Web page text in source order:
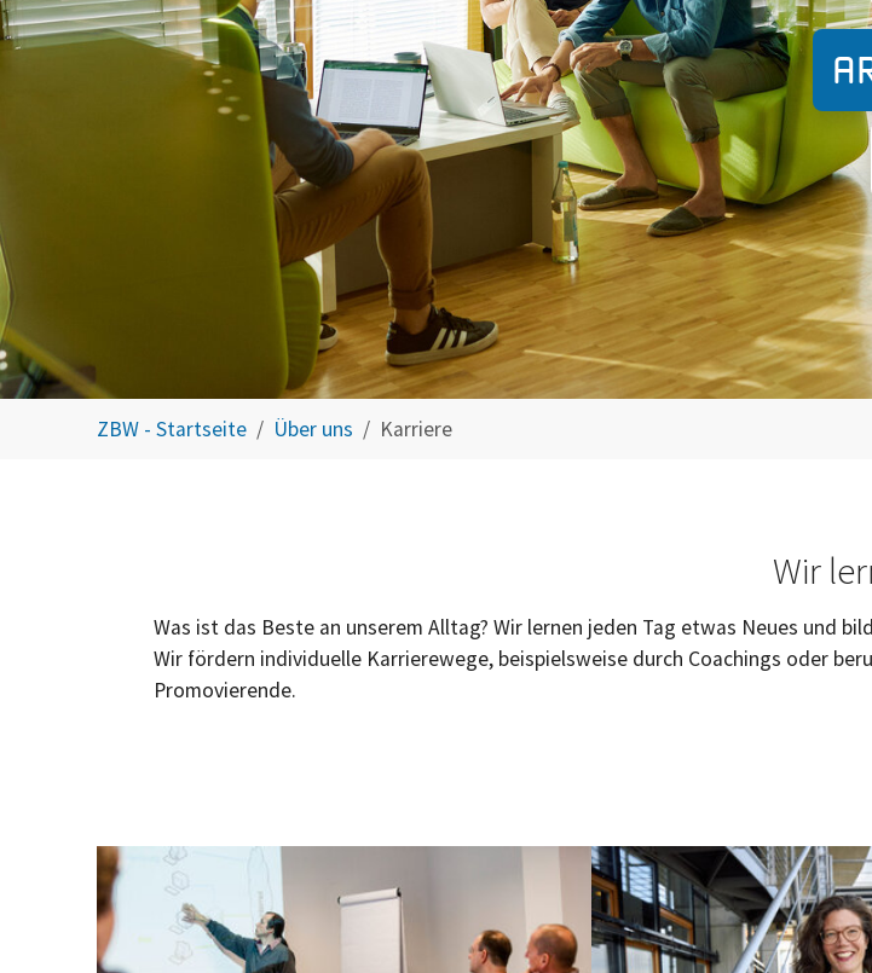
ZBW - Startseite Über uns Karriere
Wir
Was ist das Beste an unserem Alltag? Wir lernen jeden Tag etwas Neues und
Wir fördern individuelle Karrierewege, beispielsweise durch Coachings oder
Promovierende.